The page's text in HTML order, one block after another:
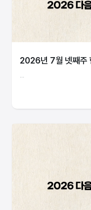
2026년 7월 넷째주